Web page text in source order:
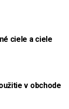
ciele a ciele
v obchode